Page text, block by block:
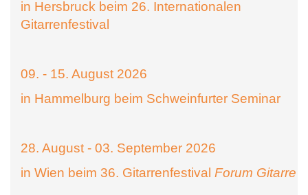
in Hersbruck beim 26. Internationalen
Gitarrenfestival
09. - 15. August 2026
in Hammelburg beim Schweinfurter Seminar
28. August - 03. September 2026
in Wien beim 36. Gitarrenfestival Forum Gitarre